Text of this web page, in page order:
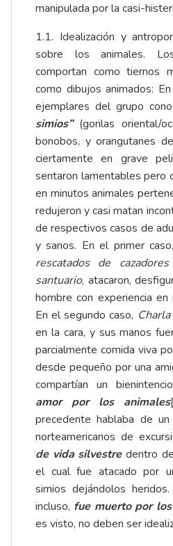
manipulada por la casi-
1.1. Idealización y
sobre los animales.
comportan como tiernos
como dibujos animados:
ejemplares del grupo
simios”(gorilas oriental/
bonobos, y orangutanes
ciertamente en grave
sentaron lamentables pero
en minutos animales
redujeron y casi matan
de respectivos casos de
y sanos. En el primer
rescatados de
santuario, atacaron,
hombre con experiencia
En el segundo caso,
en la cara, y sus manos
parcialmente comida viva
desde pequeño por una
compartían un
amor por los animales
precedente hablaba de
norteamericanos de
de vida silvestredentro de
el cual fue atacado por
simios dejándolos
incluso, fue muerto por
es visto, no deben ser